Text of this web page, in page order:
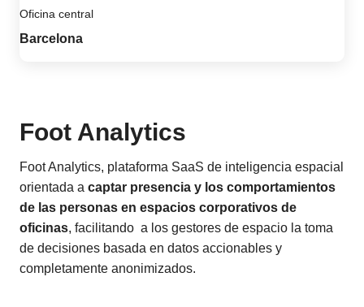
Oficina central
Barcelona
Foot Analytics
Foot Analytics, plataforma SaaS de inteligencia espacial
orientada a captar presencia y los comportamientos
de las personas en espacios corporativos de
oficinas, facilitando a los gestores de espacio la toma
de decisiones basada en datos accionables y
completamente anonimizados.